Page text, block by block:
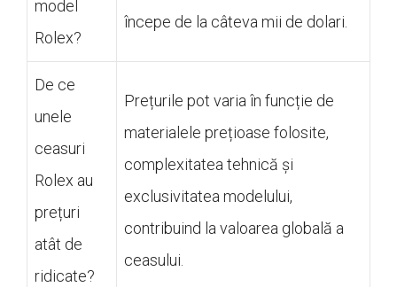
model
Rolex?
începe de la câteva mii de dolari.
De ce
unele
ceasuri
Rolex au
prețuri
atât de
ridicate?
Prețurile pot varia în funcție de
materialele prețioase folosite,
complexitatea tehnică și
exclusivitatea modelului,
contribuind la valoarea globală a
ceasului.